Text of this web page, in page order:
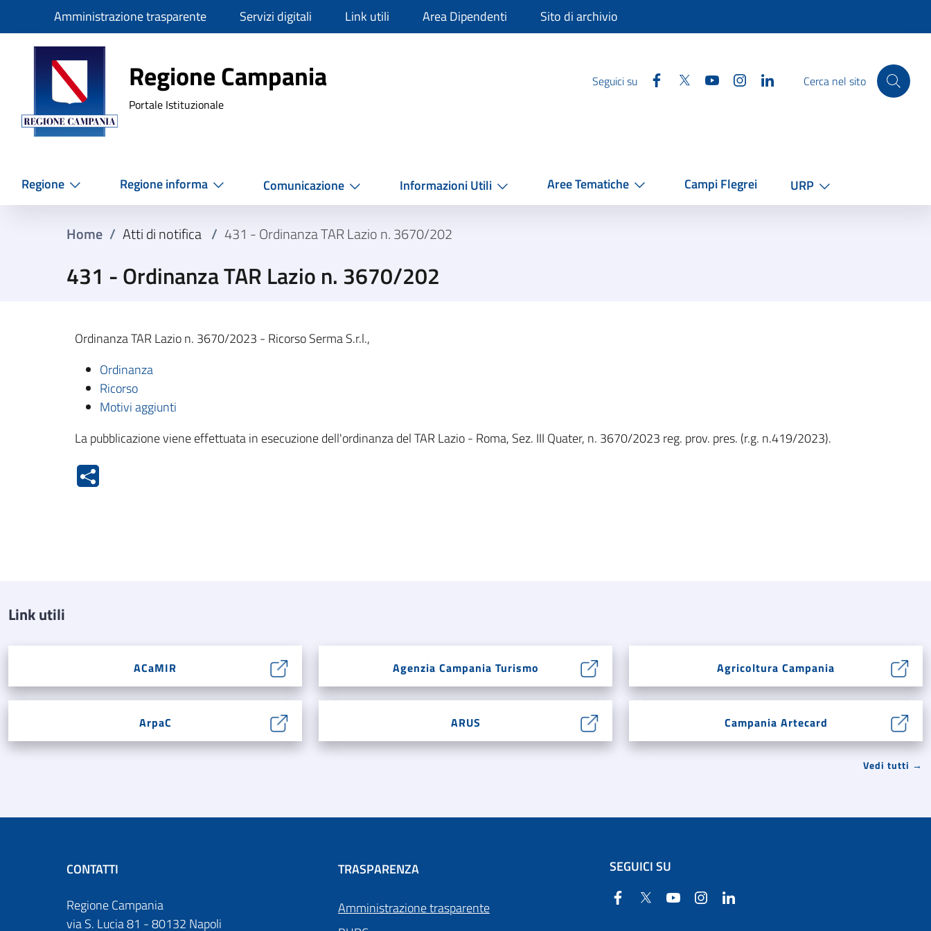
SlimAmministrazione trasparente Servizi digitali Link utili Area Dipendenti Sito di archivio
Regione Campania
Regione Campania
Portale Istituzionale
Seguici su Facebook
Twitter YouTube InstagramLinkedinCerca nel sito
Regione Regione informa Comunicazione Informazioni Utili Aree Tematiche Campi Flegrei URP
Home / Atti di notifica / 431 - Ordinanza TAR Lazio n. 3670/202
431 - Ordinanza TAR Lazio n. 3670/202
Ordinanza TAR Lazio n. 3670/2023 - Ricorso Serma S.r.l.,
Ordinanza
Ricorso
Motivi aggiunti
La pubblicazione viene effettuata in esecuzione dell'ordinanza del TAR Lazio - Roma, Sez. III Quater, n. 3670/2023 reg. prov. pres. (r.g. n.419/2023).
Link utili
ACaMIR Agenzia Campania Turismo Agricoltura Campania
ArpaC ARUS Campania Artecard
Vedi tutti →
CONTATTI
Regione Campania
via S. Lucia 81 - 80132 Napoli
TRASPARENZA
Amministrazione trasparente
SEGUICI SU
Facebook
Twitter YouTube Instagram